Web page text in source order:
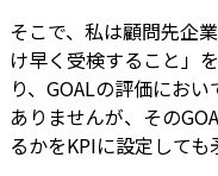
そこで、私は顧問先企
け早く受検すること」
り、GOALの評価にお
ありませんが、その
るかをKPIに設定しても